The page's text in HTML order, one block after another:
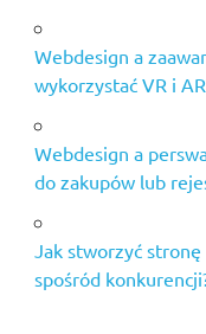
Webdesign a
wykorzystać VR i
Webdesign a
do zakupów lub
Jak stworzyć
spośród